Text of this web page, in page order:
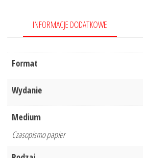
kosztorysowej
najmu
INFORMACJE DODATKOWE
Format
Wydanie
Medium
Czasopismo papier